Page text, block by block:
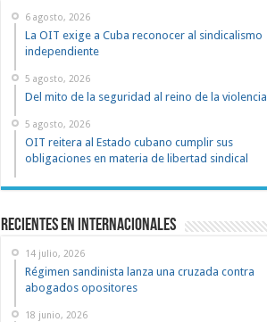
6 agosto, 2026
La OIT exige a Cuba reconocer al sindicalismo
independiente
5 agosto, 2026
Del mito de la seguridad al reino de la violencia
5 agosto, 2026
OIT reitera al Estado cubano cumplir sus
obligaciones en materia de libertad sindical
Recientes en Internacionales
14 julio, 2026
Régimen sandinista lanza una cruzada contra
abogados opositores
18 junio, 2026